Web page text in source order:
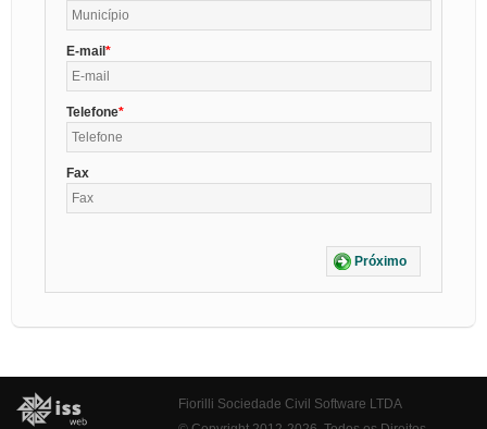
E-mail
Telefone
Fax
Próximo
Fiorilli Sociedade Civil Software LTDA